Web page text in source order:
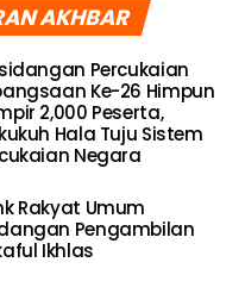
AKHBAR
Percukaian
Ke-26 Himpun
2,000 Peserta,
Hala Tuju Sistem
Negara
Rakyat Umum
Pengambilan
Ikhlas